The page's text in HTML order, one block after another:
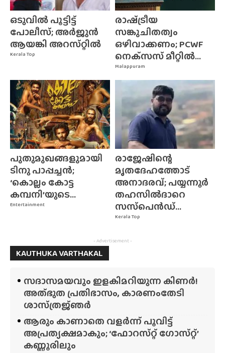
Kerala Top
ഒടുവിൽ പൂട്ടിട്ട്
പോലീസ്; അർജുൻ
ആയങ്കി അറസ്‌റ്റിൽ
Malappuram
രാഷ്‌ട്രീയ
സങ്കുചിതത്വം
ഒഴിവാക്കണം; PCWF
നെക്‌സസ്‌ മീറ്റിൽ...
Entertainment
പുതുമുഖങ്ങളുമായി
ടിനു പാപ്പച്ചൻ;
‘കൊല്ലം കോട്ട
കമ്പനി’യുടെ...
Kerala Top
രാജേഷിന്റെ
മൃതദേഹത്തോട്
അനാദരവ്; പയ്യന്നൂർ
തഹസിൽദാറെ
സസ്‌പെൻഡ്...
- Advertisement -
KAUTHUKA VARTHAKAL
സദാസമയവും ഇളകിമറിയുന്ന കിണർ!
അത്‌ഭുത പ്രതിഭാസം, കാരണംതേടി
ശാസ്‌ത്രജ്‌ഞർ
ആരും കാണാതെ വളർന്ന് പൂവിട്ട്
അപ്രത്യക്ഷമാകും; ‘ഫോറസ്‌റ്റ്‌ ഗോസ്‌റ്റ്’
കണ്ണൂരിലും